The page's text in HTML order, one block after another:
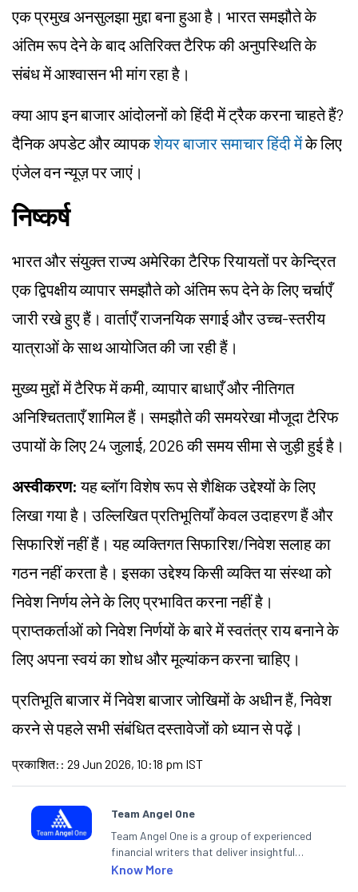
एक प्रमुख अनसुलझा मुद्दा बना हुआ है। भारत समझौते के
अंतिम रूप देने के बाद अतिरिक्त टैरिफ की अनुपस्थिति के
संबंध में आश्वासन भी मांग रहा है।
क्या आप इन बाजार आंदोलनों को हिंदी में ट्रैक करना चाहते हैं?
दैनिक अपडेट और व्यापकशेयर बाजार समाचार हिंदी मेंके लिए
एंजेल वन न्यूज़ पर जाएं।
निष्कर्ष
भारत और संयुक्त राज्य अमेरिका टैरिफ रियायतों पर केन्द्रित
एक द्विपक्षीय व्यापार समझौते को अंतिम रूप देने के लिए चर्चाएँ
जारी रखे हुए हैं। वार्ताएँ राजनयिक सगाई और उच्च-स्तरीय
यात्राओं के साथ आयोजित की जा रही हैं।
मुख्य मुद्दों में टैरिफ में कमी, व्यापार बाधाएँ और नीतिगत
अनिश्चितताएँ शामिल हैं। समझौते की समयरेखा मौजूदा टैरिफ
उपायों के लिए 24 जुलाई, 2026 की समय सीमा से जुड़ी हुई है।
अस्वीकरण: यह ब्लॉग विशेष रूप से शैक्षिक उद्देश्यों के लिए
लिखा गया है। उल्लिखित प्रतिभूतियाँ केवल उदाहरण हैं और
सिफारिशें नहीं हैं। यह व्यक्तिगत सिफारिश/निवेश सलाह का
गठन नहीं करता है। इसका उद्देश्य किसी व्यक्ति या संस्था को
निवेश निर्णय लेने के लिए प्रभावित करना नहीं है।
प्राप्तकर्ताओं को निवेश निर्णयों के बारे में स्वतंत्र राय बनाने के
लिए अपना स्वयं का शोध और मूल्यांकन करना चाहिए।
प्रतिभूति बाजार में निवेश बाजार जोखिमों के अधीन हैं, निवेश
करने से पहले सभी संबंधित दस्तावेजों को ध्यान से पढ़ें।
प्रकाशित: : 29 Jun 2026, 10:18 pm IST
Team Angel One
Team Angel One is a group of experienced
financial writers that deliver insightful
articles on the stock market, IPO, economy,
Know More